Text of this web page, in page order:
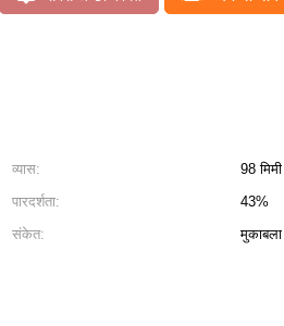
व्यास:
98 मिमी
पारदर्शता:
43%
संकेत: